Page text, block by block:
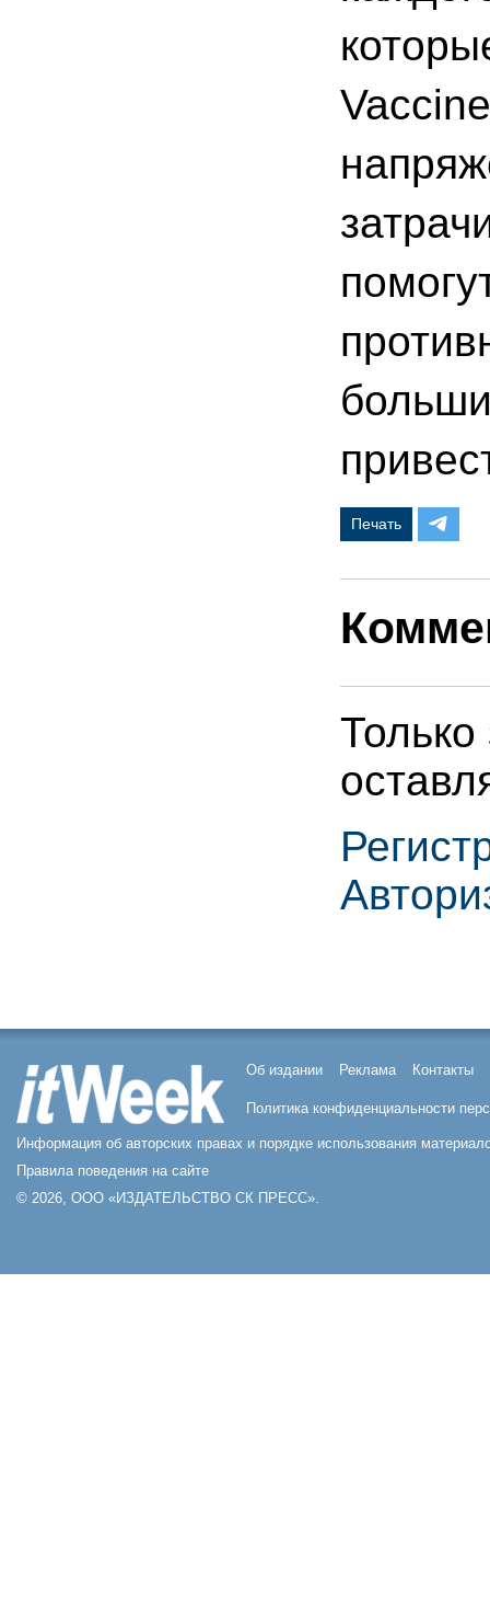
Печать
Только
Об издании Реклама Контакты
Политика конфиденциальности
Информация об авторских правах и порядке использования
Правила поведения на сайте
© 2026, ООО «ИЗДАТЕЛЬСТВО СК ПРЕСС».